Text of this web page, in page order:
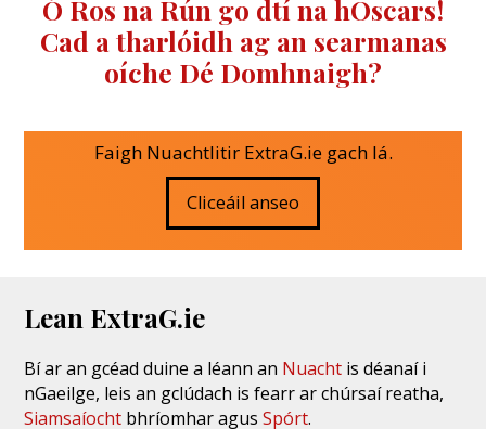
Ó Ros na Rún go dtí na hOscars!
Cad a tharlóidh ag an searmanas
oíche Dé Domhnaigh?
Faigh Nuachtlitir ExtraG.ie gach lá.
Cliceáil anseo
Lean ExtraG.ie
Bí ar an gcéad duine a léann an Nuacht is déanaí i
nGaeilge, leis an gclúdach is fearr ar chúrsaí reatha,
Siamsaíocht bhríomhar agusSpórt.